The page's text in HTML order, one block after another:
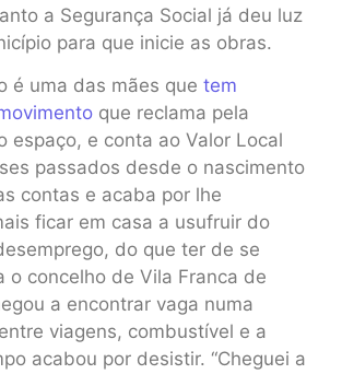
a Segurança Social já deu luz
para que inicie as obras.
é uma das mães que tem
que reclama pela
espaço, e conta ao Valor Local
passados desde o nascimento
contas e acaba por lhe
ficar em casa a usufruir do
do que ter de se
o concelho de Vila Franca de
a encontrar vaga numa
viagens, combustível e a
acabou por desistir. “Cheguei a